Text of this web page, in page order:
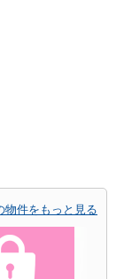
物件をもっと見る